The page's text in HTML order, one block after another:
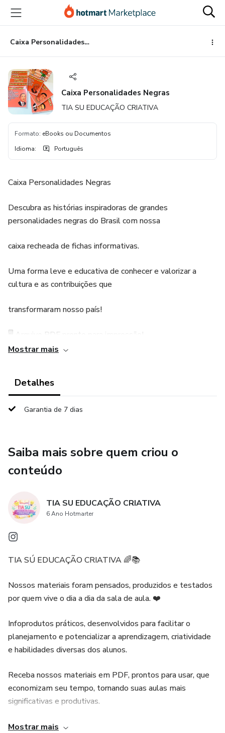
para
conteúdo
principal
para
pagamento
para
rodapé
Caixa Personalidades Negras
Caixa Personalidades Negras
TIA SU EDUCAÇÃO CRIATIVA
Formato: eBooks ou Documentos
Idioma: Português
Caixa Personalidades Negras
Descubra as histórias inspiradoras de grandes
personalidades negras do Brasil com nossa
caixa recheada de fichas informativas.
Uma forma leve e educativa de conhecer e valorizar a
cultura e as contribuições que
transformaram nosso país!
🖥️ Arquivo PDF pronto para impressão!
Mostrar mais
Detalhes
Garantia de 7 dias
Saiba mais sobre quem criou o
conteúdo
TIA SU EDUCAÇÃO CRIATIVA
6 Ano Hotmarter
TIA SÚ EDUCAÇÃO CRIATIVA 🌈📚
Nossos materiais foram pensados, produzidos e testados
por quem vive o dia a dia da sala de aula. ❤️
Infoprodutos práticos, desenvolvidos para facilitar o
planejamento e potencializar a aprendizagem, criatividade
e habilidades diversas dos alunos.
Receba nossos materiais em PDF, prontos para usar, que
economizam seu tempo, tornando suas aulas mais
significativas e produtivas.
Recursos pedagógicos para Educação Infantil, Ensino
Mostrar mais